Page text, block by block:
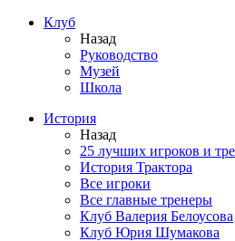
Клуб
Назад
Руководство
Музей
Школа
История
Назад
25 лучших игроков и
История Трактора
Все игроки
Все главные тренеры
Клуб Валерия Белоусова
Клуб Юрия Шумакова